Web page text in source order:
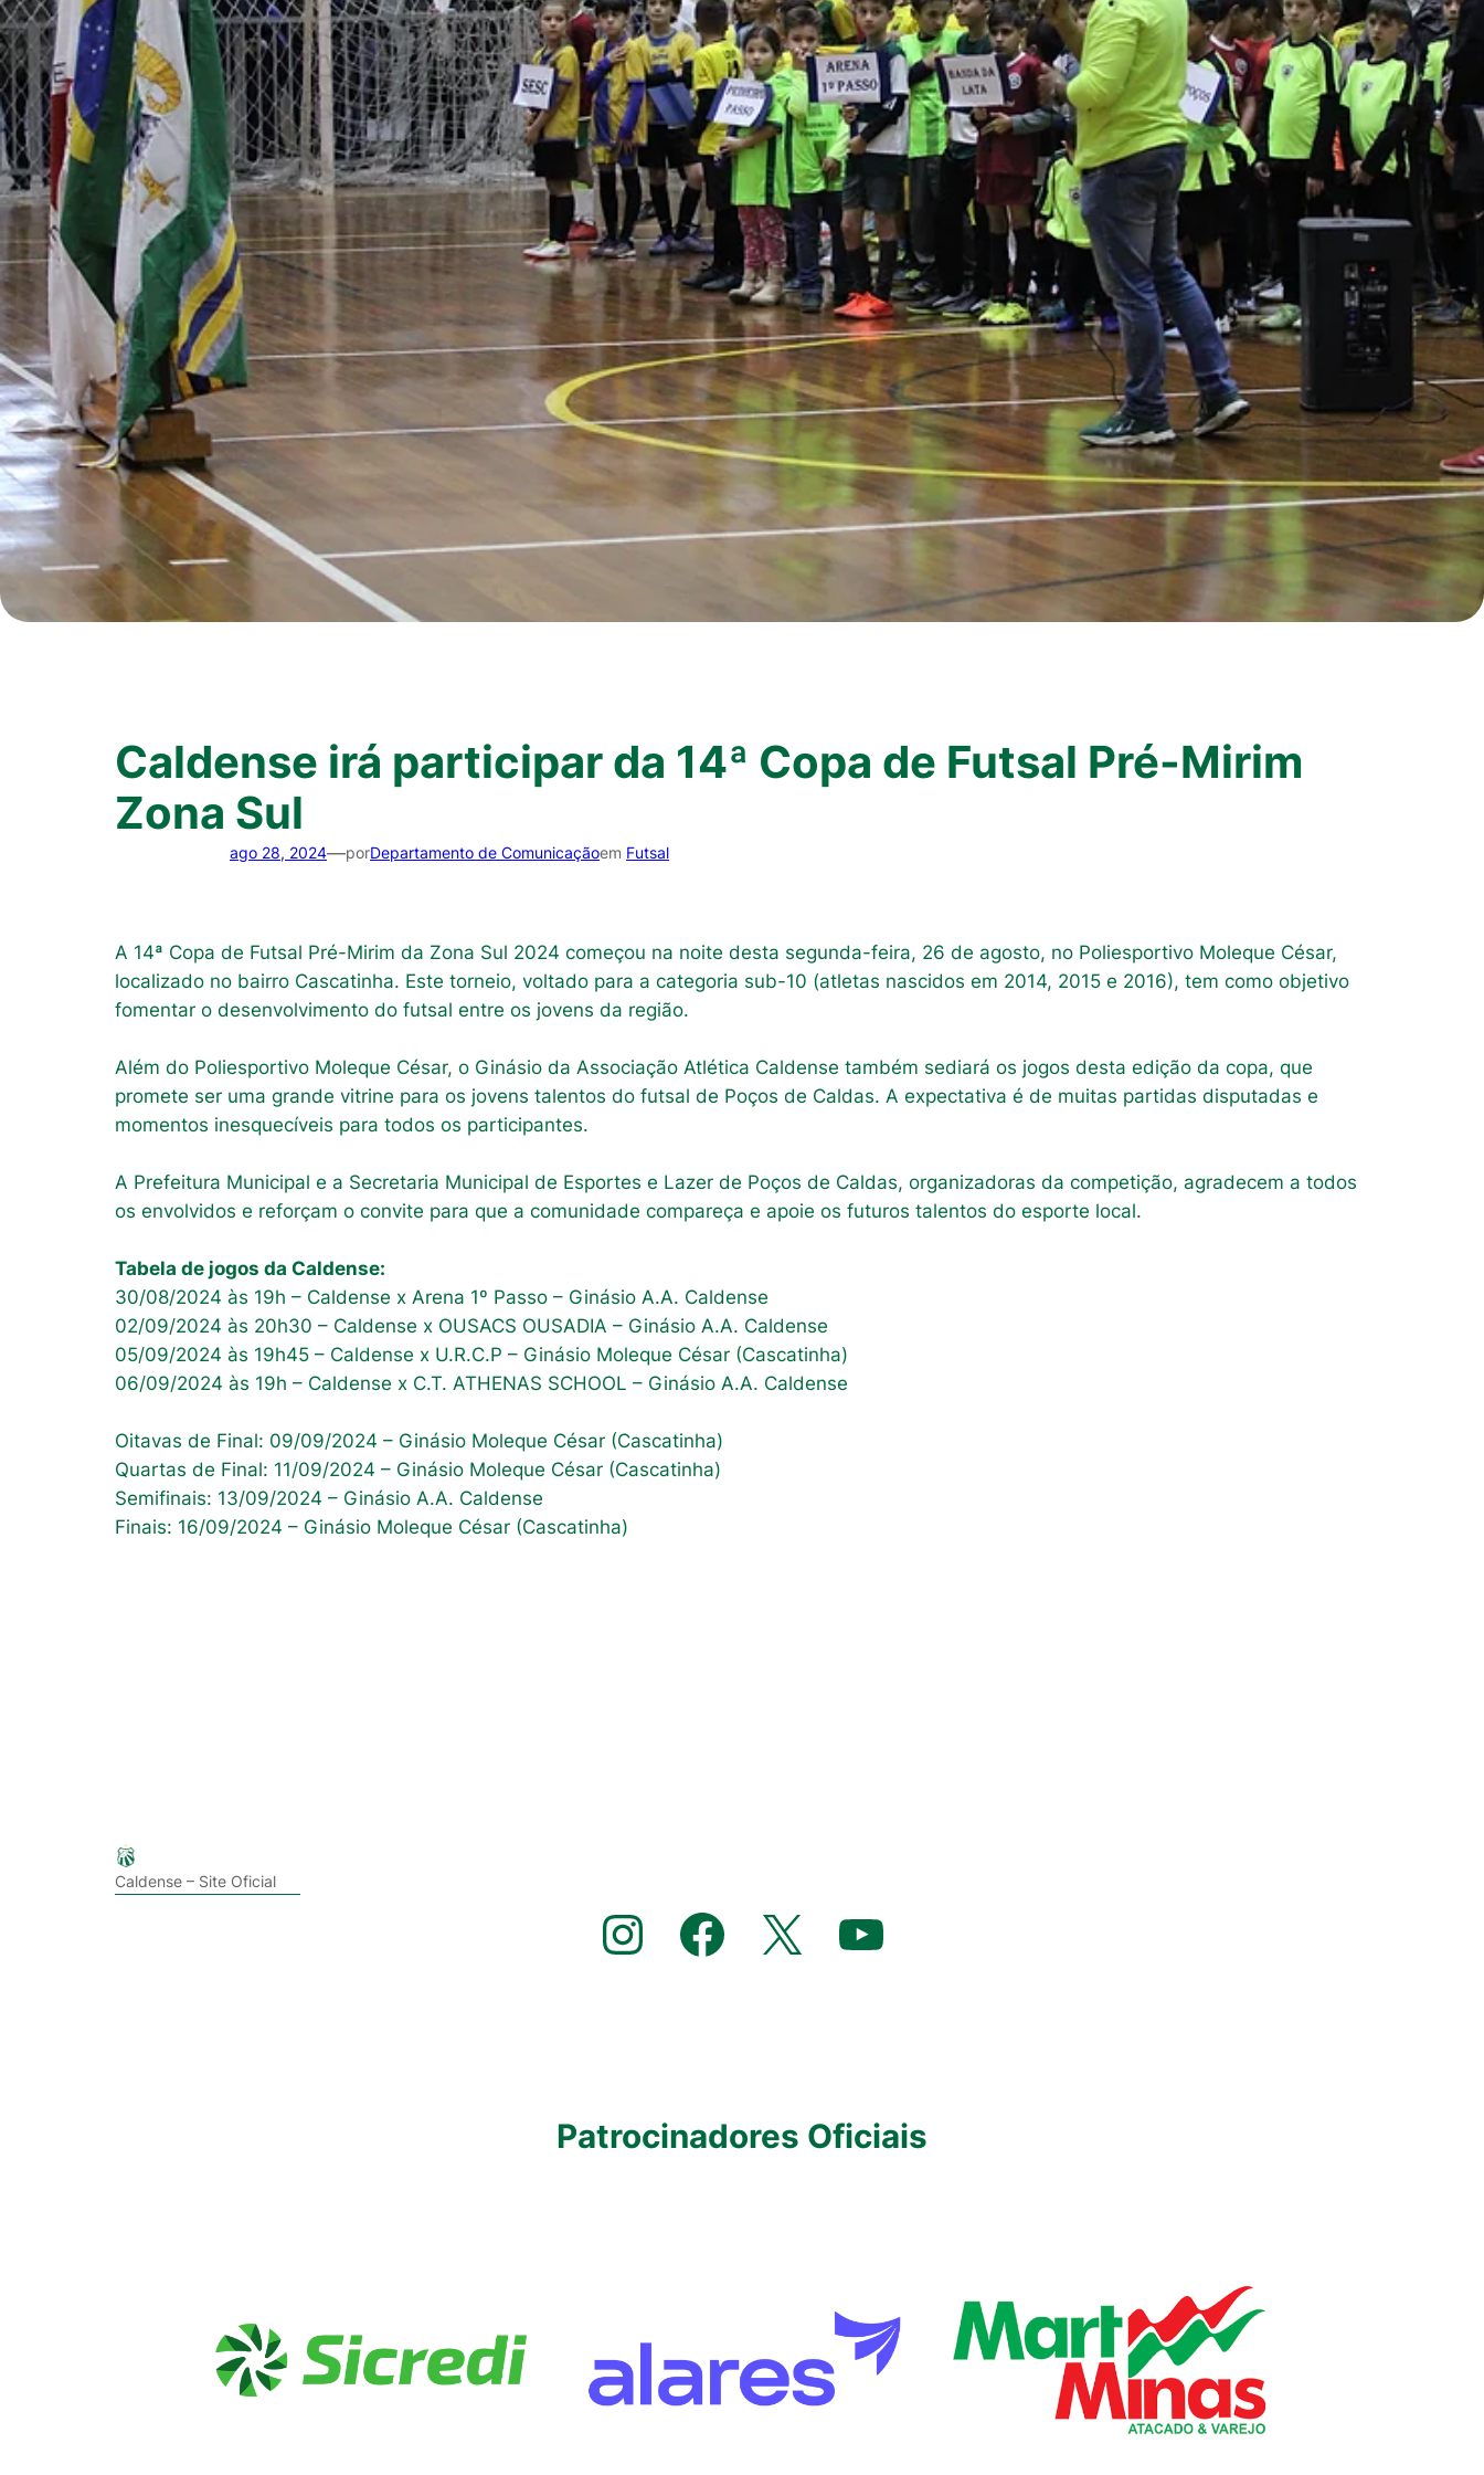
Caldense irá participar da 14ª Copa de Futsal Pré-Mirim
Zona Sul
ago 28, 2024—porDepartamento de Comunicaçãoem Futsal
A 14ª Copa de Futsal Pré-Mirim da Zona Sul 2024 começou na noite desta segunda-feira, 26 de agosto, no Poliesportivo Moleque César,
localizado no bairro Cascatinha. Este torneio, voltado para a categoria sub-10 (atletas nascidos em 2014, 2015 e 2016), tem como objetivo
fomentar o desenvolvimento do futsal entre os jovens da região.
Além do Poliesportivo Moleque César, o Ginásio da Associação Atlética Caldense também sediará os jogos desta edição da copa, que
promete ser uma grande vitrine para os jovens talentos do futsal de Poços de Caldas. A expectativa é de muitas partidas disputadas e
momentos inesquecíveis para todos os participantes.
A Prefeitura Municipal e a Secretaria Municipal de Esportes e Lazer de Poços de Caldas, organizadoras da competição, agradecem a todos
os envolvidos e reforçam o convite para que a comunidade compareça e apoie os futuros talentos do esporte local.
Tabela de jogos da Caldense:
30/08/2024 às 19h – Caldense x Arena 1º Passo – Ginásio A.A. Caldense
02/09/2024 às 20h30 – Caldense x OUSACS OUSADIA – Ginásio A.A. Caldense
05/09/2024 às 19h45 – Caldense x U.R.C.P – Ginásio Moleque César (Cascatinha)
06/09/2024 às 19h – Caldense x C.T. ATHENAS SCHOOL – Ginásio A.A. Caldense
Oitavas de Final: 09/09/2024 – Ginásio Moleque César (Cascatinha)
Quartas de Final: 11/09/2024 – Ginásio Moleque César (Cascatinha)
Semifinais: 13/09/2024 – Ginásio A.A. Caldense
Finais: 16/09/2024 – Ginásio Moleque César (Cascatinha)
Caldense – Site Oficial
Instagram Facebook X YouTube
Patrocinadores Oficiais